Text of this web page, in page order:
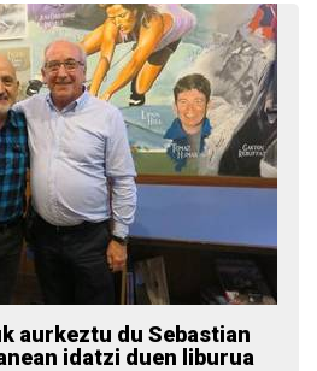
aurkeztu du Sebastian
idatzi duen liburua